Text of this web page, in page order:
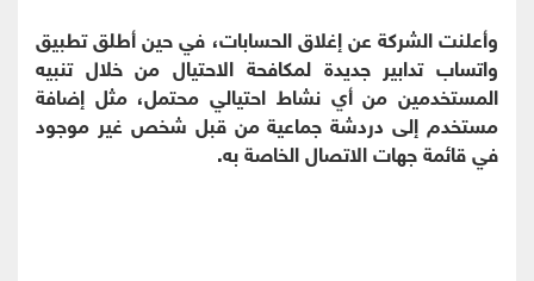
وأعلنت الشركة عن إغلاق الحسابات، في حين أطلق تطبيق
واتساب تدابير جديدة لمكافحة الاحتيال من خلال تنبيه
المستخدمين من أي نشاط احتيالي محتمل، مثل إضافة
مستخدم إلى دردشة جماعية من قبل شخص غير موجود
في قائمة جهات الاتصال الخاصة به.